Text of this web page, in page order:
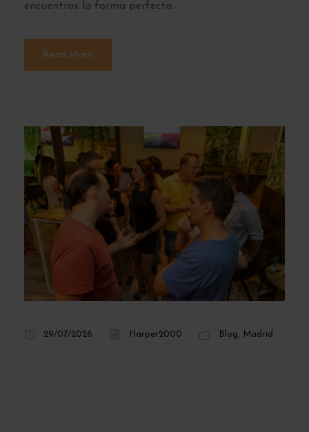
encuentras la forma perfecta...
Read More
29/07/2026 Harper2000 Blog Madrid